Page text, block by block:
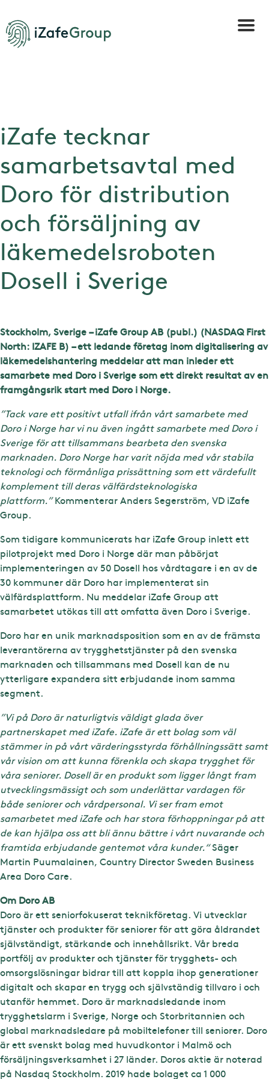
iZafe tecknar
samarbetsavtal med
Doro för distribution
och försäljning av
läkemedelsroboten
Dosell i Sverige
Stockholm, Sverige – iZafe Group AB (publ.) (NASDAQ First
North: IZAFE B) – ett ledande företag inom digitalisering av
läkemedelshantering meddelar att man inleder ett
samarbete med Doro i Sverige som ett direkt resultat av en
framgångsrik start med Doro i Norge.
”Tack vare ett positivt utfall ifrån vårt samarbete med
Doro i Norge har vi nu även ingått samarbete med Doro i
Sverige för att tillsammans bearbeta den svenska
marknaden. Doro Norge har varit nöjda med vår stabila
teknologi och förmånliga prissättning som ett värdefullt
komplement till deras välfärdsteknologiska
plattform.”Kommenterar Anders Segerström, VD iZafe
Group.
Som tidigare kommunicerats har iZafe Group inlett ett
pilotprojekt med Doro i Norge där man påbörjat
implementeringen av 50 Dosell hos vårdtagare i en av de
30 kommuner där Doro har implementerat sin
välfärdsplattform. Nu meddelar iZafe Group att
samarbetet utökas till att omfatta även Doro i Sverige.
Doro har en unik marknadsposition som en av de främsta
leverantörerna av trygghetstjänster på den svenska
marknaden och tillsammans med Dosell kan de nu
ytterligare expandera sitt erbjudande inom samma
segment.
”Vi på Doro är naturligtvis väldigt glada över
partnerskapet med iZafe. iZafe är ett bolag som väl
stämmer in på vårt värderingsstyrda förhållningssätt samt
vår vision om att kunna förenkla och skapa trygghet för
våra seniorer. Dosell är en produkt som ligger långt fram
utvecklingsmässigt och som underlättar vardagen för
både seniorer och vårdpersonal. Vi ser fram emot
samarbetet med iZafe och har stora förhoppningar på att
de kan hjälpa oss att bli ännu bättre i vårt nuvarande och
framtida erbjudande gentemot våra kunder.“Säger
Martin Puumalainen, Country Director Sweden Business
Area Doro Care.
Om Doro AB
Doro är ett seniorfokuserat teknikföretag. Vi utvecklar
tjänster och produkter för seniorer för att göra åldrandet
självständigt, stärkande och innehållsrikt. Vår breda
portfölj av produkter och tjänster för trygghets- och
omsorgslösningar bidrar till att koppla ihop generationer
digitalt och skapar en trygg och självständig tillvaro i och
utanför hemmet. Doro är marknadsledande inom
trygghetslarm i Sverige, Norge och Storbritannien och
global marknadsledare på mobiltelefoner till seniorer. Doro
är ett svenskt bolag med huvudkontor i Malmö och
försäljningsverksamhet i 27 länder. Doros aktie är noterad
på Nasdaq Stockholm. 2019 hade bolaget ca 1 000